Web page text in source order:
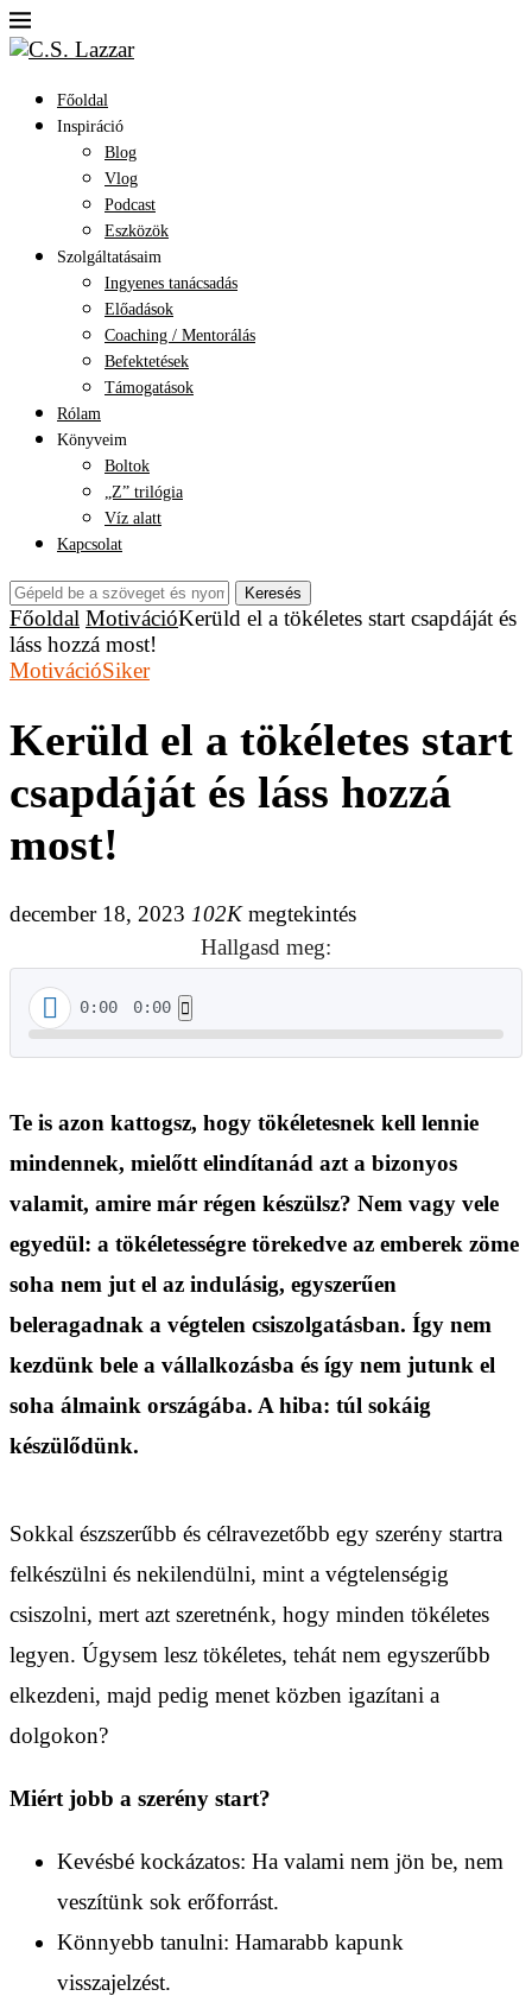
Főoldal
Inspiráció
Blog
Vlog
Podcast
Eszközök
Szolgáltatásaim
Ingyenes tanácsadás
Előadások
Coaching / Mentorálás
Befektetések
Támogatások
Rólam
Könyveim
Boltok
„Z” trilógia
Víz alatt
Kapcsolat
Keresés
Főoldal MotivációKerüld el a tökéletes start csapdáját és
láss hozzá most!
MotivációSiker
Kerüld el a tökéletes start
csapdáját és láss hozzá
most!
december 18, 2023 102Kmegtekintés
Hallgasd meg:
0:00 0:00
Te is azon kattogsz, hogy tökéletesnek kell lennie
mindennek, mielőtt elindítanád azt a bizonyos
valamit, amire már régen készülsz? Nem vagy vele
egyedül: a tökéletességre törekedve az emberek zöme
soha nem jut el az indulásig, egyszerűen
beleragadnak a végtelen csiszolgatásban. Így nem
kezdünk bele a vállalkozásba és így nem jutunk el
soha álmaink országába. A hiba: túl sokáig
készülődünk.
Sokkal észszerűbb és célravezetőbb egy szerény startra
felkészülni és nekilendülni, mint a végtelenségig
csiszolni, mert azt szeretnénk, hogy minden tökéletes
legyen. Úgysem lesz tökéletes, tehát nem egyszerűbb
elkezdeni, majd pedig menet közben igazítani a
dolgokon?
Miért jobb a szerény start?
Kevésbé kockázatos: Ha valami nem jön be, nem
veszítünk sok erőforrást.
Könnyebb tanulni: Hamarabb kapunk
visszajelzést.